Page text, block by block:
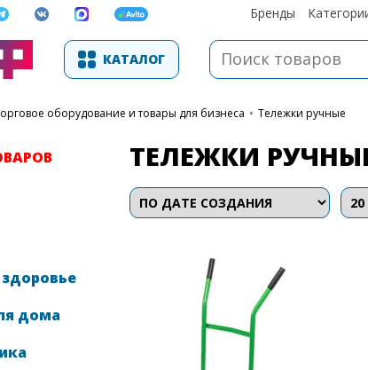
Бренды
КАТАЛОГ
оборудование и товары для бизнеса • Тележки ручные
дома
ТЕЛЕЖКИ